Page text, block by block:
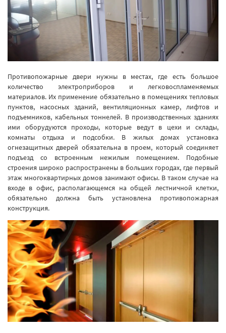
Противопожарные двери нужны в местах, где есть большое
количество электроприборов и легковоспламеняемых
материалов. Их применение обязательно в помещениях тепловых
пунктов, насосных зданий, вентиляционных камер, лифтов и
подъемников, кабельных тоннелей. В производственных зданиях
ими оборудуются проходы, которые ведут в цехи и склады,
комнаты отдыха и подсобки. В жилых домах установка
огнезащитных дверей обязательна в проем, который соединяет
подъезд со встроенным нежилым помещением. Подобные
строения широко распространены в больших городах, где первый
этаж многоквартирных домов занимают офисы. В таком случае на
входе в офис, располагающемся на общей лестничной клетки,
обязательно должна быть установлена противопожарная
конструкция.